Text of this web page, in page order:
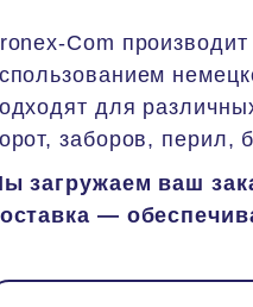
Com
для
заборов, перил,
загружаем ваш
—